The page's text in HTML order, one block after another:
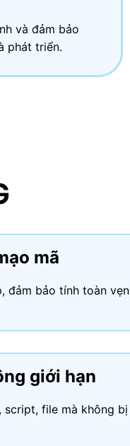
và đảm bảo
phát triển.
mã
đảm bảo tính toàn vẹn
giới hạn
script, file mà không bị